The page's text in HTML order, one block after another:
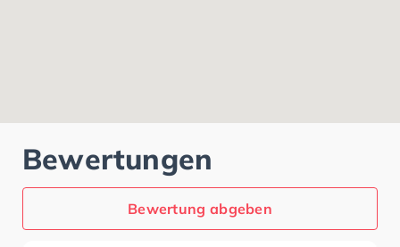
Bewertungen
Bewertung abgeben